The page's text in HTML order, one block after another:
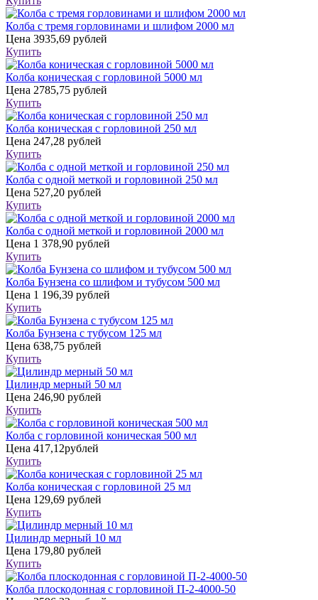
Колба с тремя горловинами и шлифом 2000 мл
Цена 3935,69 рублей
Купить
Колба коническая с горловиной 5000 мл
Цена 2785,75 рублей
Купить
Колба коническая с горловиной 250 мл
Цена 247,28 рублей
Купить
Колба с одной меткой и горловиной 250 мл
Цена 527,20 рублей
Купить
Колба с одной меткой и горловиной 2000 мл
Цена 1 378,90 рублей
Купить
Колба Бунзена со шлифом и тубусом 500 мл
Цена 1 196,39 рублей
Купить
Колба Бунзена с тубусом 125 мл
Цена 638,75 рублей
Купить
Цилиндр мерный 50 мл
Цена 246,90 рублей
Купить
Колба с горловиной коническая 500 мл
Цена 417,12рублей
Купить
Колба коническая с горловиной 25 мл
Цена 129,69 рублей
Купить
Цилиндр мерный 10 мл
Цена 179,80 рублей
Купить
Колба плоскодонная с горловиной П-2-4000-50